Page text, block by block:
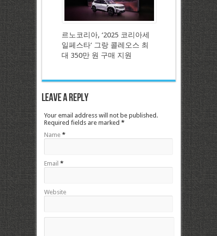
르노코리아, ‘2025 코리아세
일페스타’ 그랑 콜레오스 최
대 350만 원 구매 지원
Leave a Reply
Your email address will not be published.
Required fields are marked *
Name *
Email *
Website